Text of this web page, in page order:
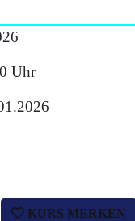
Uhr
KURS MERKEN